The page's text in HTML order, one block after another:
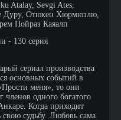
Atalay, Sevgi Ates,
Дуру, Отюкен Хюрмюзлю,
Пойраз Каяалп
- 130 серия
сериал производства
основных событий в
меня», то они
членов одного богатого
Когда приходит
судьбу. Любовь сама